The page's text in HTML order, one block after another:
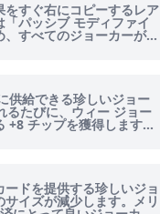
すぐ右にコピーするレア
パッシブ モディファイ
すべてのジョーカーがブ
供給できる珍しいジョー
るたびに、ウィー ジョー
+8 チップを獲得します。
ドを提供する珍しいジョ
イズが減少します。メリ